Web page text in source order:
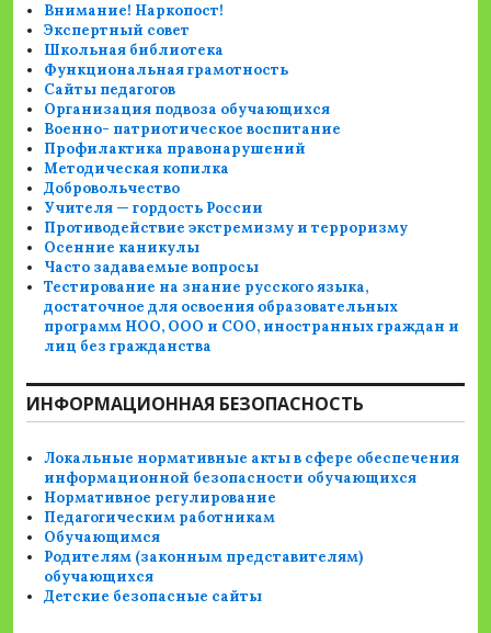
Внимание! Наркопост!
Экспертный совет
Школьная библиотека
Функциональная грамотность
Сайты педагогов
Организация подвоза обучающихся
Военно- патриотическое воспитание
Профилактика правонарушений
Методическая копилка
Добровольчество
Учителя — гордость России
Противодействие экстремизму и терроризму
Осенние каникулы
Часто задаваемые вопросы
Тестирование на знание русского языка,
достаточное для освоения образовательных
программ НОО, ООО и СОО, иностранных граждан и
лиц без гражданства
ИНФОРМАЦИОННАЯ БЕЗОПАСНОСТЬ
Локальные нормативные акты в сфере обеспечения
информационной безопасности обучающихся
Нормативное регулирование
Педагогическим работникам
Обучающимся
Родителям (законным представителям)
обучающихся
Детские безопасные сайты